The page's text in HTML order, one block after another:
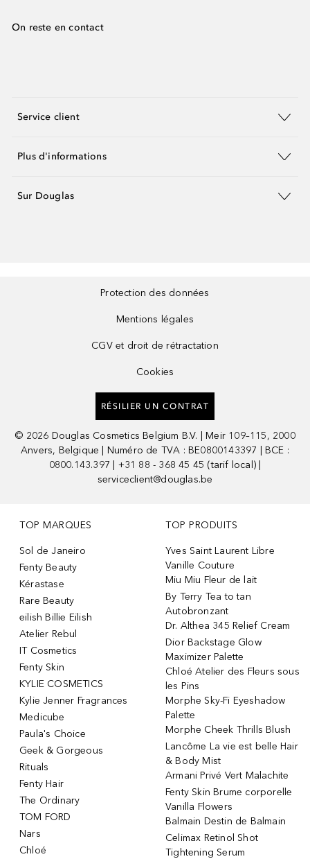
On reste en contact
Service client
Plus d'informations
Sur Douglas
Protection des données
Mentions légales
CGV et droit de rétractation
Cookies
RÉSILIER UN CONTRAT
© 2026 Douglas Cosmetics Belgium B.V. | Meir 109–115, 2000
Anvers, Belgique | Numéro de TVA : BE0800143397 | BCE :
0800.143.397 | +31 88 - 368 45 45 (tarif local) |
serviceclient@douglas.be
TOP MARQUES
Sol de Janeiro
Fenty Beauty
Kérastase
Rare Beauty
eilish Billie Eilish
Atelier Rebul
IT Cosmetics
Fenty Skin
KYLIE COSMETICS
Kylie Jenner Fragrances
Medicube
Paula's Choice
Geek & Gorgeous
Rituals
Fenty Hair
The Ordinary
TOM FORD
Nars
Chloé
TOP PRODUITS
Yves Saint Laurent Libre
Vanille Couture
Miu Miu Fleur de lait
By Terry Tea to tan
Autobronzant
Dr. Althea 345 Relief Cream
Dior Backstage Glow
Maximizer Palette
Chloé Atelier des Fleurs sous
les Pins
Morphe Sky-Fi Eyeshadow
Palette
Morphe Cheek Thrills Blush
Lancôme La vie est belle Hair
& Body Mist
Armani Privé Vert Malachite
Fenty Skin Brume corporelle
Vanilla Flowers
Balmain Destin de Balmain
Celimax Retinol Shot
Tightening Serum